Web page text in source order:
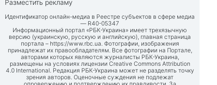
Разместить рекламу
Идентификатор онлайн-медиа в Реестре субъектов в сфере медиа
— R40-05347
Информационный портал «РБК-Украина» имеет трехязычную
версию (украинскую, русскую и английскую), главная страница
портала – https://www.rbc.ua . Фотографии, изображения
принадлежат их правообладателям. Все фотографии на Портале,
авторами которых являются журналисты РБК-Украина,
размещены на условиях лицензии Creative Commons Attribution
4.0 International. Редакция РБК-Украина может не разделять точку
зрения авторов. Оценочные суждения не подлежат